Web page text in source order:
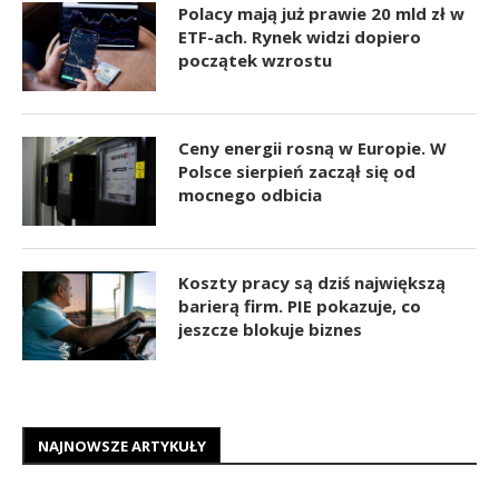
Polacy mają już prawie 20 mld zł w
ETF-ach. Rynek widzi dopiero
początek wzrostu
Ceny energii rosną w Europie. W
Polsce sierpień zaczął się od
mocnego odbicia
Koszty pracy są dziś największą
barierą firm. PIE pokazuje, co
jeszcze blokuje biznes
NAJNOWSZE ARTYKUŁY